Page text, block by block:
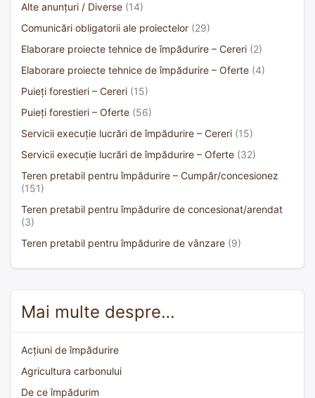
Alte anunțuri / Diverse (14)
Comunicări obligatorii ale proiectelor (29)
Elaborare proiecte tehnice de împădurire – Cereri (2)
Elaborare proiecte tehnice de împădurire – Oferte (4)
Puieți forestieri – Cereri (15)
Puieți forestieri – Oferte (56)
Servicii execuție lucrări de împădurire – Cereri (15)
Servicii execuție lucrări de împădurire – Oferte (32)
Teren pretabil pentru împădurire – Cumpăr/concesionez
(151)
Teren pretabil pentru împădurire de concesionat/arendat
(3)
Teren pretabil pentru împădurire de vânzare (9)
Mai multe despre…
Acțiuni de împădurire
Agricultura carbonului
De ce împădurim